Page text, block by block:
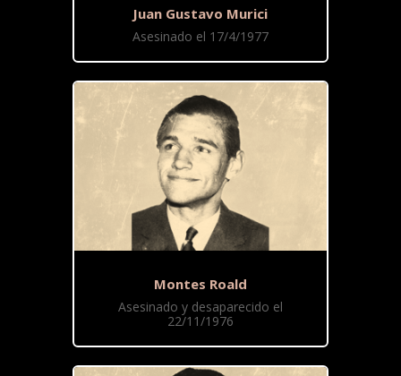
Juan Gustavo Murici
Asesinado el 17/4/1977
Montes Roald
Asesinado y desaparecido el
22/11/1976